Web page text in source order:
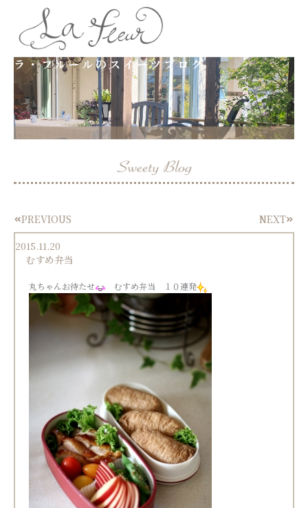
ラ・フルールのスイーツブログ
PrevPREVIOUS NEXTNext
2015.11.20
むすめ弁当
丸ちゃんお待たせ むすめ弁当 １０連発